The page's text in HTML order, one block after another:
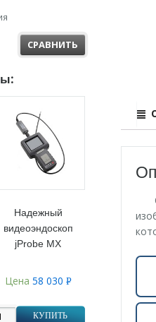
СРАВНИТЬ
Надежный
видеоэндоскоп
jProbe MX
Цена 58 030 Р
КУПИТЬ